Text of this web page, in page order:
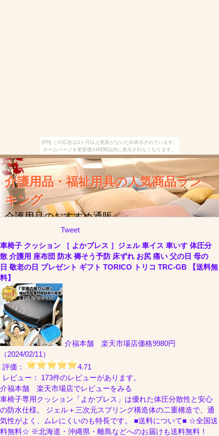
[PR] この広告は3ヶ月以上更新がないため表示されています。
ホームページを更新後24時間以内に表示されなくなります。
介護用品・福祉用具の人気商品ラン
キング
介護用品のおすすめ通販
Tweet
車椅子 クッション ［ よかブレス ］ジェル 車イス 車いす 体圧分
散 介護用 座布団 防水 褥そう予防 床ずれ お尻 痛い 父の日 母の
日 敬老の日 プレゼント ギフト TORICO トリコ TRC-GB 【送料無
料】
介福本舗 楽天市場店価格9980円
（2024/02/11）
評価：
4.71
レビュー： 173件のレビューがあります。
介福本舗 楽天市場店でレビューをみる
車椅子専用クッション「よかブレス」は優れた体圧分散性と安心
の防水仕様。 ジェル＋三次元スプリング構造体の二重構造で、通
気性がよく、ムレにくいのも特長です。 ■送料について■ ☆全国送
料無料☆ ※北海道・沖縄県・離島などへのお届けも送料無料！